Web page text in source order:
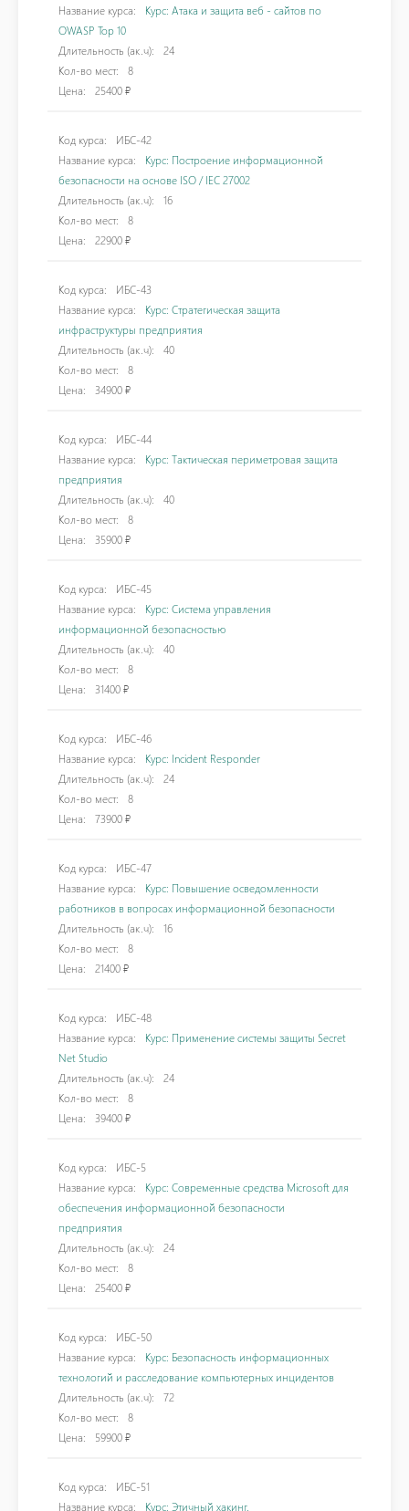
Название курса:
Курс: Атака и защита веб - сайтов по
OWASP Top 10
Длительность (ак.ч):
24
Кол-во мест:
8
Цена:
25400 ₽
Код курса:
ИБС-42
Название курса:
Курс: Построение информационной
безопасности на основе ISO / IEC 27002
Длительность (ак.ч):
16
Кол-во мест:
8
Цена:
22900 ₽
Код курса:
ИБС-43
Название курса:
Курс: Стратегическая защита
инфраструктуры предприятия
Длительность (ак.ч):
40
Кол-во мест:
8
Цена:
34900 ₽
Код курса:
ИБС-44
Название курса:
Курс: Тактическая периметровая защита
предприятия
Длительность (ак.ч):
40
Кол-во мест:
8
Цена:
35900 ₽
Код курса:
ИБС-45
Название курса:
Курс: Система управления
информационной безопасностью
Длительность (ак.ч):
40
Кол-во мест:
8
Цена:
31400 ₽
Код курса:
ИБС-46
Название курса:
Курс: Incident Responder
Длительность (ак.ч):
24
Кол-во мест:
8
Цена:
73900 ₽
Код курса:
ИБС-47
Название курса:
Курс: Повышение осведомленности
работников в вопросах информационной безопасности
Длительность (ак.ч):
16
Кол-во мест:
8
Цена:
21400 ₽
Код курса:
ИБС-48
Название курса:
Курс: Применение системы защиты Secret
Net Studio
Длительность (ак.ч):
24
Кол-во мест:
8
Цена:
39400 ₽
Код курса:
ИБС-5
Название курса:
Курс: Современные средства Microsoft для
обеспечения информационной безопасности
предприятия
Длительность (ак.ч):
24
Кол-во мест:
8
Цена:
25400 ₽
Код курса:
ИБС-50
Название курса:
Курс: Безопасность информационных
технологий и расследование компьютерных инцидентов
Длительность (ак.ч):
72
Кол-во мест:
8
Цена:
59900 ₽
Код курса:
ИБС-51
Название курса:
Курс: Этичный хакинг.